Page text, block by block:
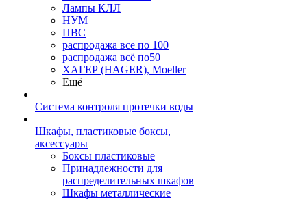
Лампы КЛЛ
НУМ
ПВС
распродажа все по 100
распродажа всё по50
ХАГЕР (HAGER), Moeller
Ещё
Система контроля протечки воды
Шкафы, пластиковые боксы,
аксессуары
Боксы пластиковые
Принадлежности для
распределительных шкафов
Шкафы металлические